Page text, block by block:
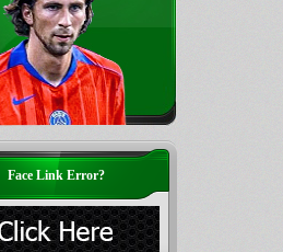
Face Link Error?